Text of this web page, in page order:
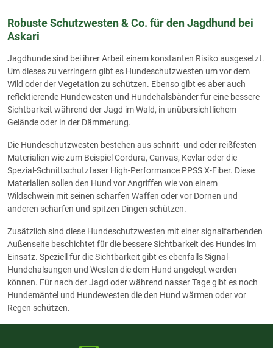
Robuste Schutzwesten & Co. für den Jagdhund bei
Askari
Jagdhunde sind bei ihrer Arbeit einem konstanten Risiko ausgesetzt.
Um dieses zu verringern gibt es Hundeschutzwesten um vor dem
Wild oder der Vegetation zu schützen. Ebenso gibt es aber auch
reflektierende Hundewesten und Hundehalsbänder für eine bessere
Sichtbarkeit während der Jagd im Wald, in unübersichtlichem
Gelände oder in der Dämmerung.
Die Hundeschutzwesten bestehen aus schnitt- und oder reißfesten
Materialien wie zum Beispiel Cordura, Canvas, Kevlar oder die
Spezial-Schnittschutzfaser High-Performance PPSS X-Fiber. Diese
Materialien sollen den Hund vor Angriffen wie von einem
Wildschwein mit seinen scharfen Waffen oder vor Dornen und
anderen scharfen und spitzen Dingen schützen.
Zusätzlich sind diese Hundeschutzwesten mit einer signalfarbenden
Außenseite beschichtet für die bessere Sichtbarkeit des Hundes im
Einsatz. Speziell für die Sichtbarkeit gibt es ebenfalls Signal-
Hundehalsungen und Westen die dem Hund angelegt werden
können. Für nach der Jagd oder während nasser Tage gibt es noch
Hundemäntel und Hundewesten die den Hund wärmen oder vor
Regen schützen.